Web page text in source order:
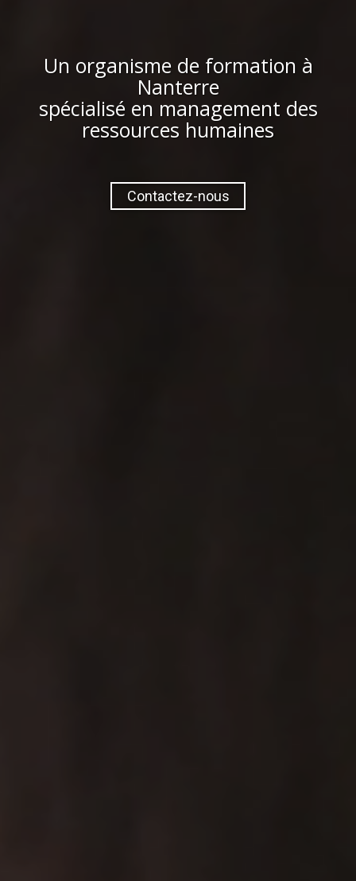
Un organisme de formation à
Nanterre
spécialisé en management des
ressources humaines
Contactez-nous